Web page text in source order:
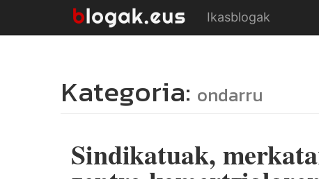
Ikasblogak
Kategoria: ondarru
Sindikatuak,